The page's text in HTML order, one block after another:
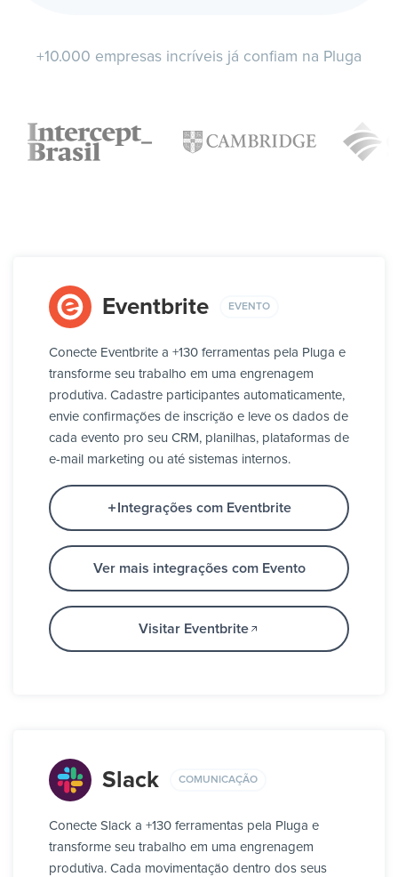
+10.000 empresas incríveis já confiam na Pluga
Eventbrite EVENTO
Conecte Eventbrite a +130 ferramentas pela Pluga e
transforme seu trabalho em uma engrenagem
produtiva. Cadastre participantes automaticamente,
envie confirmações de inscrição e leve os dados de
cada evento pro seu CRM, planilhas, plataformas de
e-mail marketing ou até sistemas internos.
Integrações com Eventbrite
Ver mais integrações com Evento
Visitar Eventbrite
Slack COMUNICAÇÃO
Conecte Slack a +130 ferramentas pela Pluga e
transforme seu trabalho em uma engrenagem
produtiva. Cada movimentação dentro dos seus